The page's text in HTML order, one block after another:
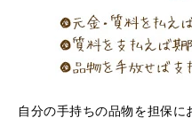
自分の手持ちの品物を担保に